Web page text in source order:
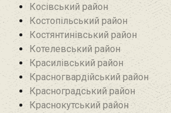
Косівський район
Костопільський район
Костянтинівський район‎
Котелевський район
Красилівський район
Красногвардійський район
Красноградський район
Краснокутський район